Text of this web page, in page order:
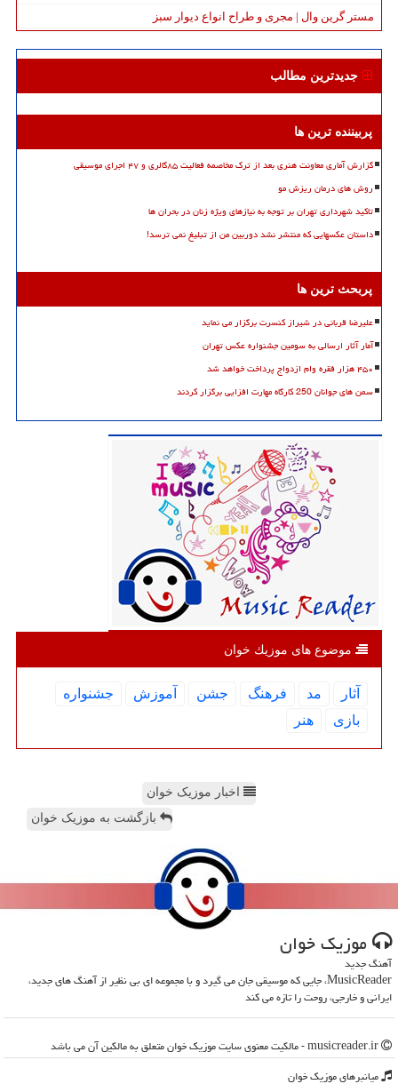
مستر گرین وال | مجری و طراح انواع دیوار سبز
جدیدترین مطالب
پربیننده ترین ها
گزارش آماری معاونت هنری بعد از ترک مخاصمه فعالیت ۸۵گالری و ۴۷ اجرای موسیقی
روش های درمان ریزش مو
تاکید شهرداری تهران بر توجه به نیازهای ویژه زنان در بحران ها
داستان عکسهایی که منتشر نشد دوربین من از تبلیغ نمی ترسد!
پربحث ترین ها
علیرضا قربانی در شیراز کنسرت برگزار می نماید
آمار آثار ارسالی به سومین جشنواره عکس تهران
۴۵۰ هزار فقره وام ازدواج پرداخت خواهد شد
سمن های جوانان 250 کارگاه مهارت افزایی برگزار کردند
موضوع های موزیك خوان
آثار مد فرهنگ جشن آموزش
جشنواره
بازی
هنر
اخبار موزیک خوان
بازگشت به موزیک خوان
موزیك خوان
آهنگ جدید
MusicReader، جایی که موسیقی جان می گیرد و با مجموعه ای بی نظیر از آهنگ های جدید،
ایرانی و خارجی، روحت را تازه می کند
میانبرهای موزیك خوان